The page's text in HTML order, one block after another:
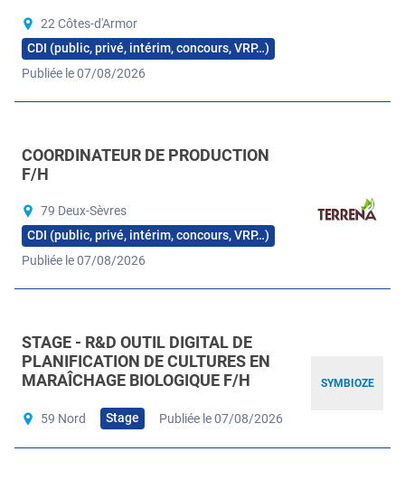
22 Côtes-d'Armor
CDI (public, privé, intérim, concours, VRP…)
Publiée le 07/08/2026
COORDINATEUR DE PRODUCTION
F/H
79 Deux-Sèvres
CDI (public, privé, intérim, concours, VRP…)
Publiée le 07/08/2026
SYMBIOZE
STAGE - R&D OUTIL DIGITAL DE
PLANIFICATION DE CULTURES EN
MARAÎCHAGE BIOLOGIQUE F/H
59 Nord Stage Publiée le 07/08/2026